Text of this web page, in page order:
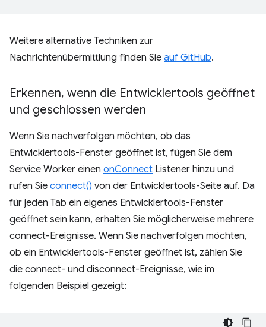
Weitere alternative Techniken zur
Nachrichtenübermittlung finden Sie auf GitHub.
Erkennen, wenn die Entwicklertools geöffnet
und geschlossen werden
Wenn Sie nachverfolgen möchten, ob das
Entwicklertools-Fenster geöffnet ist, fügen Sie dem
Service Worker einen onConnect Listener hinzu und
rufen Sie connect() von der Entwicklertools-Seite auf. Da
für jeden Tab ein eigenes Entwicklertools-Fenster
geöffnet sein kann, erhalten Sie möglicherweise mehrere
connect-Ereignisse. Wenn Sie nachverfolgen möchten,
ob ein Entwicklertools-Fenster geöffnet ist, zählen Sie
die connect- und disconnect-Ereignisse, wie im
folgenden Beispiel gezeigt: